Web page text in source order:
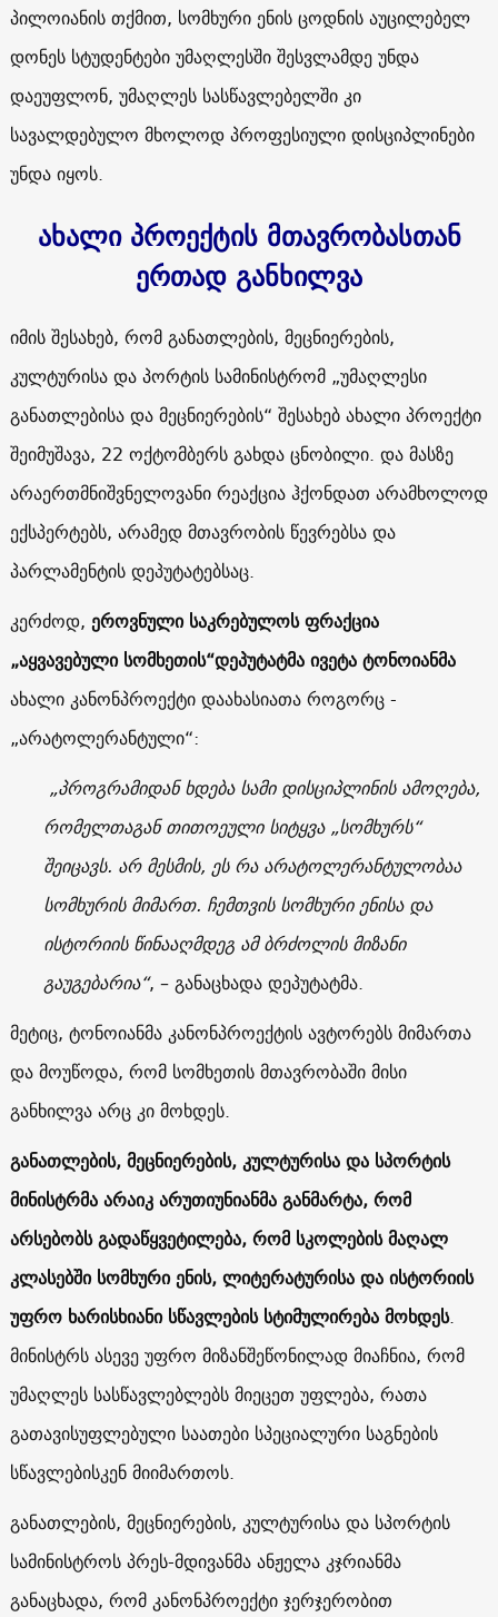
პილოიანის თქმით, სომხური ენის ცოდნის აუცილებელ
დონეს სტუდენტები უმაღლესში შესვლამდე უნდა
დაეუფლონ, უმაღლეს სასწავლებელში კი
სავალდებულო მხოლოდ პროფესიული დისციპლინები
უნდა იყოს.
ახალი პროექტის მთავრობასთან
ერთად განხილვა
იმის შესახებ, რომ განათლების, მეცნიერების,
კულტურისა და პორტის სამინისტრომ „უმაღლესი
განათლებისა და მეცნიერების“ შესახებ ახალი პროექტი
შეიმუშავა, 22 ოქტომბერს გახდა ცნობილი. და მასზე
არაერთმნიშვნელოვანი რეაქცია ჰქონდათ არამხოლოდ
ექსპერტებს, არამედ მთავრობის წევრებსა და
პარლამენტის დეპუტატებსაც.
კერძოდ, ეროვნული საკრებულოს ფრაქცია
„აყვავებული სომხეთის“დეპუტატმა ივეტა ტონოიანმა
ახალი კანონპროექტი დაახასიათა როგორც -
„არატოლერანტული“:
„პროგრამიდან ხდება სამი დისციპლინის ამოღება,
რომელთაგან თითოეული სიტყვა „სომხურს“
შეიცავს. არ მესმის, ეს რა არატოლერანტულობაა
სომხურის მიმართ. ჩემთვის სომხური ენისა და
ისტორიის წინააღმდეგ ამ ბრძოლის მიზანი
გაუგებარია“, – განაცხადა დეპუტატმა.
მეტიც, ტონოიანმა კანონპროექტის ავტორებს მიმართა
და მოუწოდა, რომ სომხეთის მთავრობაში მისი
განხილვა არც კი მოხდეს.
განათლების, მეცნიერების, კულტურისა და სპორტის
მინისტრმა არაიკ არუთიუნიანმა განმარტა, რომ
არსებობს გადაწყვეტილება, რომ სკოლების მაღალ
კლასებში სომხური ენის, ლიტერატურისა და ისტორიის
უფრო ხარისხიანი სწავლების სტიმულირება მოხდეს.
მინისტრს ასევე უფრო მიზანშეწონილად მიაჩნია, რომ
უმაღლეს სასწავლებლებს მიეცეთ უფლება, რათა
გათავისუფლებული საათები სპეციალური საგნების
სწავლებისკენ მიიმართოს.
განათლების, მეცნიერების, კულტურისა და სპორტის
სამინისტროს პრეს-მდივანმა ანჟელა კჯრიანმა
განაცხადა, რომ კანონპროექტი ჯერჯერობით